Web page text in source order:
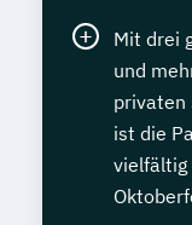
Mit drei
und
privaten
ist die
vielfältig